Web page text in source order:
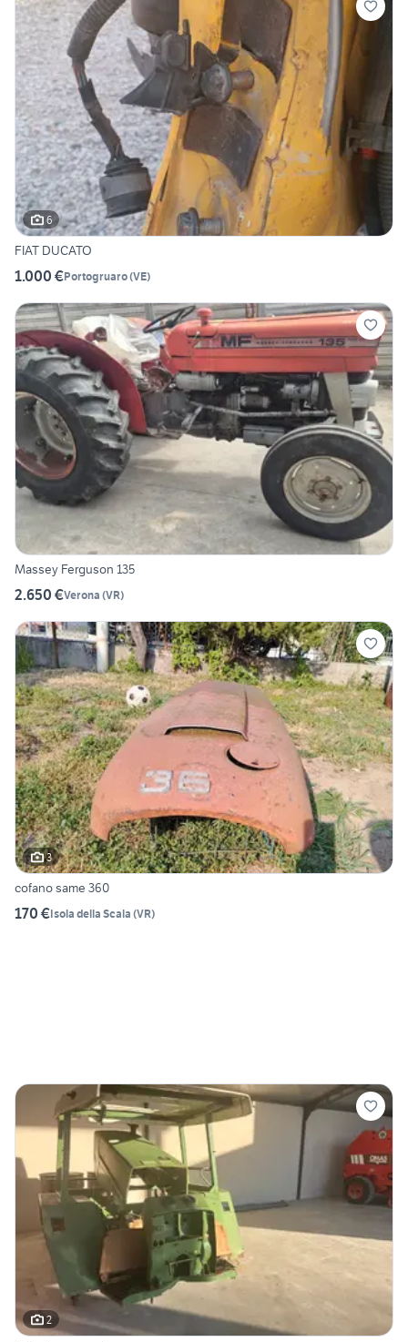
6
FIAT DUCATO
1.000 €Portogruaro(VE)
Massey Ferguson 135
2.650 €Verona (VR)
3
cofano same 360
170 €Isola della Scala (VR)
2